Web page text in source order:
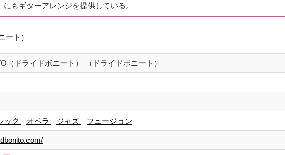
もギターアレンジを提供している。
ート）
（ドライドボニート） （ドライドボニート）
ック オペラ ジャズ フュージョン